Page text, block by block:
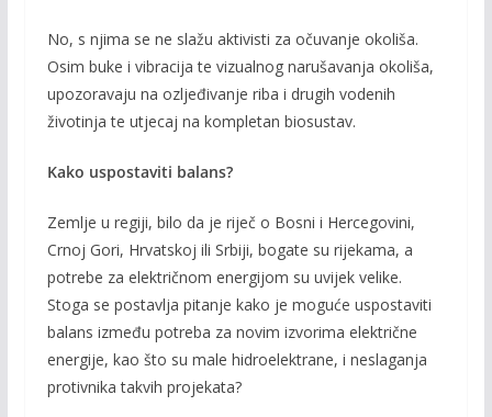
No, s njima se ne slažu aktivisti za očuvanje okoliša.
Osim buke i vibracija te vizualnog narušavanja okoliša,
upozoravaju na ozljeđivanje riba i drugih vodenih
životinja te utjecaj na kompletan biosustav.
Kako uspostaviti balans?
Zemlje u regiji, bilo da je riječ o Bosni i Hercegovini,
Crnoj Gori, Hrvatskoj ili Srbiji, bogate su rijekama, a
potrebe za električnom energijom su uvijek velike.
Stoga se postavlja pitanje kako je moguće uspostaviti
balans između potreba za novim izvorima električne
energije, kao što su male hidroelektrane, i neslaganja
protivnika takvih projekata?